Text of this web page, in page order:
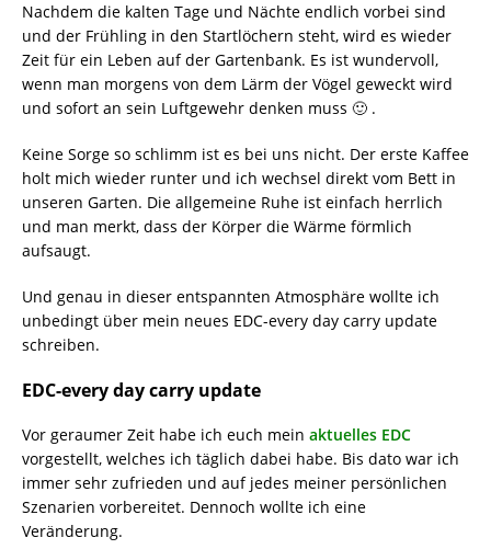
Nachdem die kalten Tage und Nächte endlich vorbei sind
und der Frühling in den Startlöchern steht, wird es wieder
Zeit für ein Leben auf der Gartenbank. Es ist wundervoll,
wenn man morgens von dem Lärm der Vögel geweckt wird
und sofort an sein Luftgewehr denken muss 🙂 .
Keine Sorge so schlimm ist es bei uns nicht. Der erste Kaffee
holt mich wieder runter und ich wechsel direkt vom Bett in
unseren Garten. Die allgemeine Ruhe ist einfach herrlich
und man merkt, dass der Körper die Wärme förmlich
aufsaugt.
Und genau in dieser entspannten Atmosphäre wollte ich
unbedingt über mein neues EDC-every day carry update
schreiben.
EDC-every day carry update
Vor geraumer Zeit habe ich euch mein aktuelles EDC
vorgestellt, welches ich täglich dabei habe. Bis dato war ich
immer sehr zufrieden und auf jedes meiner persönlichen
Szenarien vorbereitet. Dennoch wollte ich eine
Veränderung.